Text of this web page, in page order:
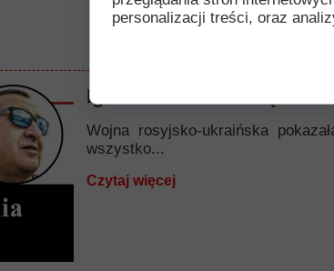
Igraszki nienawiścią
Wojna rosyjsko-ukraińska
wszystko...
Czytaj więcej
personalizacji treści, oraz